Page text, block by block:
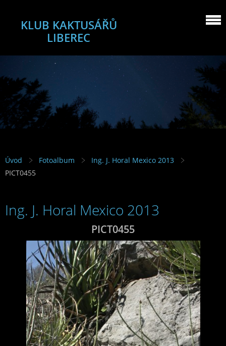
KLUB KAKTUSÁŘŮ
LIBEREC
Úvod Fotoalbum
Ing. J. Horal Mexico 2013
PICT0455
Ing. J. Horal Mexico 2013
PICT0455